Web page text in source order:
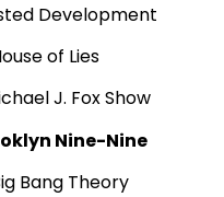
Development
of Lies
J. Fox Show
Nine-Nine
Bang Theory